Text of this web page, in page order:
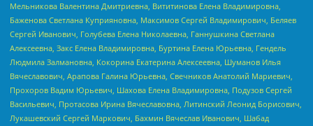
Мельникова Валентина Дмитриевна, Вититинова Елена Владимировна,
Баженова Светлана Куприяновна, Максимов Сергей Владимирович, Беляев
Сергей Иванович, Голубева Елена Николаевна, Ганнушкина Светлана
Алексеевна, Закс Елена Владимировна, Буртина Елена Юрьевна, Гендель
Людмила Залмановна, Кокорина Екатерина Алексеевна, Шуманов Илья
Вячеславович, Арапова Галина Юрьевна, Свечников Анатолий Мариевич,
Прохоров Вадим Юрьевич, Шахова Елена Владимировна, Подузов Сергей
Васильевич, Протасова Ирина Вячеславовна, Литинский Леонид Борисович,
Лукашевский Сергей Маркович, Бахмин Вячеслав Иванович, Шабад